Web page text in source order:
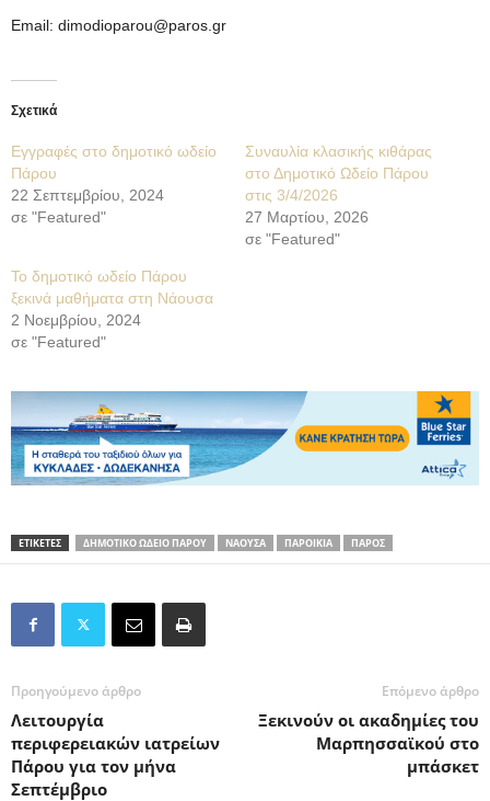
Email: dimodioparou@paros.gr
Σχετικά
Εγγραφές στο δημοτικό ωδείο
Πάρου
22 Σεπτεμβρίου, 2024
σε "Featured"
Συναυλία κλασικής κιθάρας
στο Δημοτικό Ωδείο Πάρου
στις 3/4/2026
27 Μαρτίου, 2026
σε "Featured"
Το δημοτικό ωδείο Πάρου
ξεκινά μαθήματα στη Νάουσα
2 Νοεμβρίου, 2024
σε "Featured"
ΕΤΙΚΕΤΕΣ ΔΗΜΟΤΙΚΟ ΩΔΕΙΟ ΠΑΡΟΥ ΝΑΟΥΣΑ ΠΑΡΟΙΚΙΑ ΠΑΡΟΣ
Προηγούμενο άρθρο
Λειτουργία
περιφερειακών ιατρείων
Πάρου για τον μήνα
Σεπτέμβριο
Επόμενο άρθρο
Ξεκινούν οι ακαδημίες του
Μαρπησσαϊκού στο
μπάσκετ